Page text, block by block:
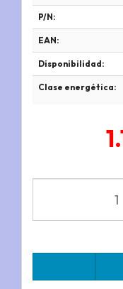
P/N:
EAN:
Disponibilidad:
Clase energética: